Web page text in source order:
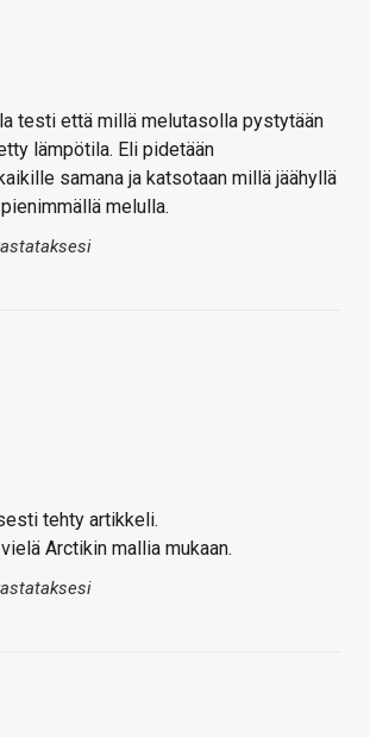
testi että millä melutasolla pystytään
lämpötila. Eli pidetään
samana ja katsotaan millä jäähyllä
melulla.
tehty artikkeli.
Arctikin mallia mukaan.